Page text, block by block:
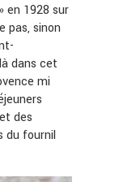
en 1928 sur
pas, sinon
dans cet
mi
des
du fournil